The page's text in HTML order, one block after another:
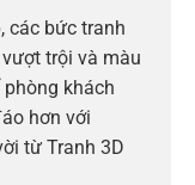
các bức tranh
trội và màu
khách
hơn với
từ Tranh 3D